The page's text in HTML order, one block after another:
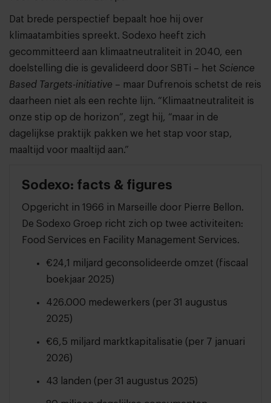
Dat brede perspectief bepaalt hoe hij over
klimaatambities spreekt. Sodexo heeft zich
gecommitteerd aan klimaatneutraliteit in 2040, een
doelstelling die is gevalideerd door SBTi – het Science
Based Targets-initiative – maar Dufrenois schetst de reis
daarheen niet als een rechte lijn. “Klimaatneutraliteit is
onze stip op de horizon”, zegt hij, “maar in de
dagelijkse praktijk pakken we het stap voor stap,
maaltijd voor maaltijd aan.”
Sodexo: facts & figures
Opgericht in 1966 in Marseille door Pierre Bellon.
De Sodexo Groep richt zich op twee activiteiten:
Food Services en Facility Management Services.
€24,1 miljard geconsolideerde omzet (fiscaal
boekjaar 2025)
426.000 medewerkers (per 31 augustus
2025)
€6,5 miljard marktkapitalisatie (per 7 januari
2026)
43 landen (per 31 augustus 2025)